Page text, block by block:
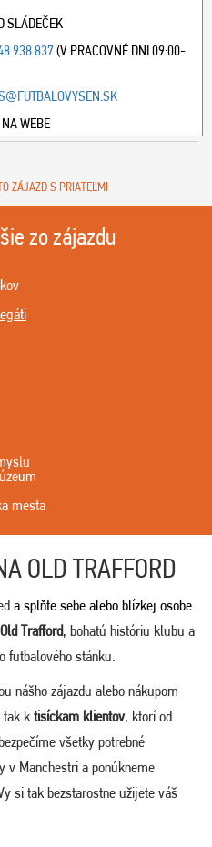
SLÁDEČEK
938 837(V PRACOVNÉ DNI 09:00-
WEBE
ZÁJAZD S PRIATEĽMI
zo zájazdu
mesta
OLD TRAFFORD
a splňte sebe alebo blízkej osobe
Old Trafford, bohatú históriu klubu a
futbalového stánku.
nášho zájazdu alebo nákupom
tak ktisíckam klientov, ktorí od
všetky potrebné
v Manchestri a ponúkneme
si tak bezstarostne užijete váš